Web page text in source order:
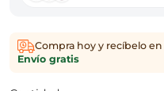
Compra hoy y recíbelo en
Envío gratis